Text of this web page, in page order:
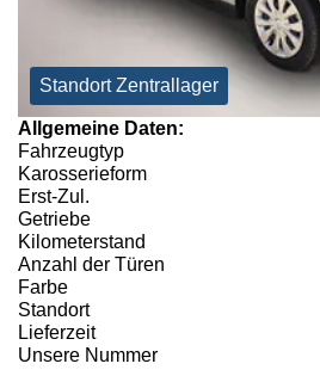
Standort Zentrallager
Allgemeine Daten:
Fahrzeugtyp
Karosserieform
Erst-Zul.
Getriebe
Kilometerstand
Anzahl der Türen
Farbe
Standort
Lieferzeit
Unsere Nummer